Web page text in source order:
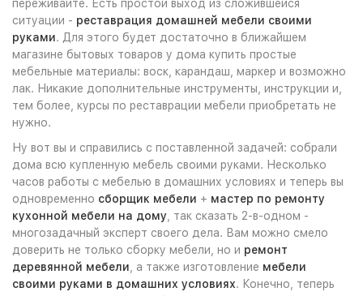
переживайте. Есть простой выход из сложившейся
ситуации - реставрация домашней мебели своими
руками. Для этого будет достаточно в ближайшем
магазине бытовых товаров у дома купить простые
мебельные материалы: воск, карандаш, маркер и возможно
лак. Никакие дополнительные инструменты, инструкции и,
тем более, курсы по реставрации мебели приобретать не
нужно.
Ну вот вы и справились с поставленной задачей: собрали
дома всю купленную мебель своими руками. Несколько
часов работы с мебелью в домашних условиях и теперь вы
одновременно сборщик мебели + мастер по ремонту
кухонной мебели на дому , так сказать 2-в-одном -
многозадачный эксперт своего дела. Вам можно смело
доверить не только сборку мебели, но и ремонт
деревянной мебели , а также изготовление мебели
своими руками в домашних условиях. Конечно, теперь